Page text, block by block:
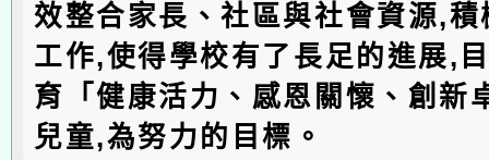
效整合家長、社區與社會資源,
工作,使得學校有了長足的進展,
育「健康活力、感恩關懷、創新
兒童,為努力的目標。